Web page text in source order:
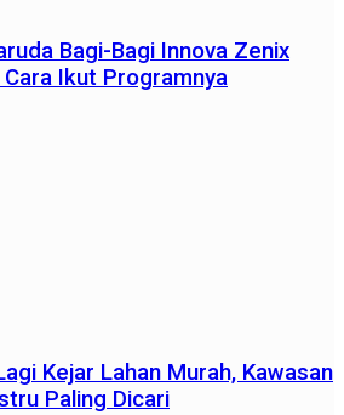
Bagi-Bagi Innova Zenix
Ikut Programnya
Kejar Lahan Murah, Kawasan
Paling Dicari